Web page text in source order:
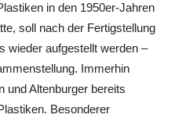
in den 1950er-Jahren
soll nach der Fertigstellung
wieder aufgestellt werden –
Immerhin
und Altenburger bereits
Besonderer